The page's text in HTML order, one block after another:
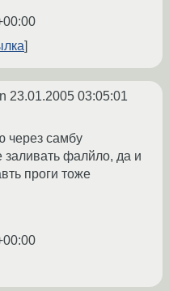
23.01.2005 03:05:01
через самбу
заливать фалйло, да и
проги тоже